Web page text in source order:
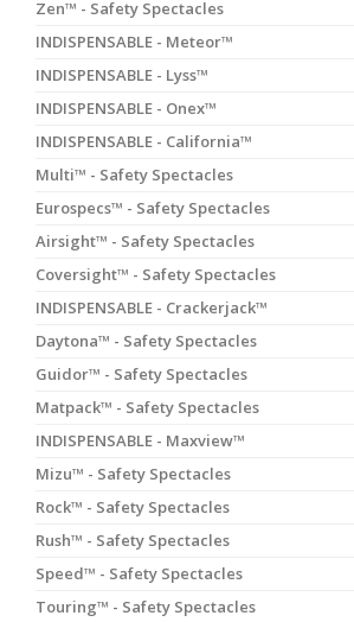
Zen™ - Safety Spectacles
INDISPENSABLE - Meteor™
INDISPENSABLE - Lyss™
INDISPENSABLE - Onex™
INDISPENSABLE - California™
Multi™ - Safety Spectacles
Eurospecs™ - Safety Spectacles
Airsight™ - Safety Spectacles
Coversight™ - Safety Spectacles
INDISPENSABLE - Crackerjack™
Daytona™ - Safety Spectacles
Guidor™ - Safety Spectacles
Matpack™ - Safety Spectacles
INDISPENSABLE - Maxview™
Mizu™ - Safety Spectacles
Rock™ - Safety Spectacles
Rush™ - Safety Spectacles
Speed™ - Safety Spectacles
Touring™ - Safety Spectacles